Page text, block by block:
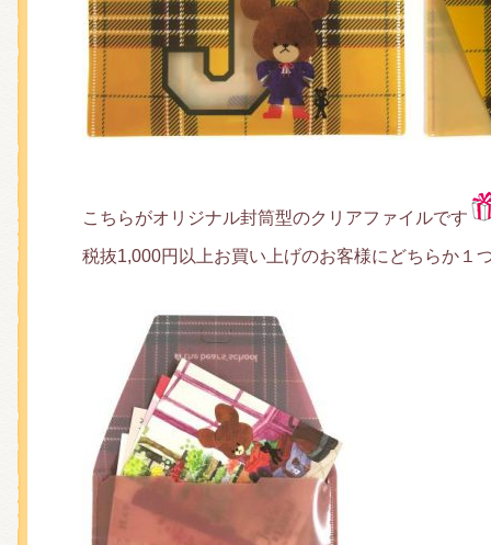
こちらがオリジナル封筒型のクリアファイルです
税抜1,000円以上お買い上げのお客様にどちらか１